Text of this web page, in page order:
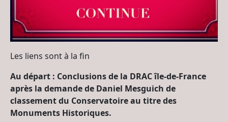
Les liens sont à la fin
Au départ : Conclusions de la DRAC île-de-France
après la demande de Daniel Mesguich de
classement du Conservatoire au titre des
Monuments Historiques.